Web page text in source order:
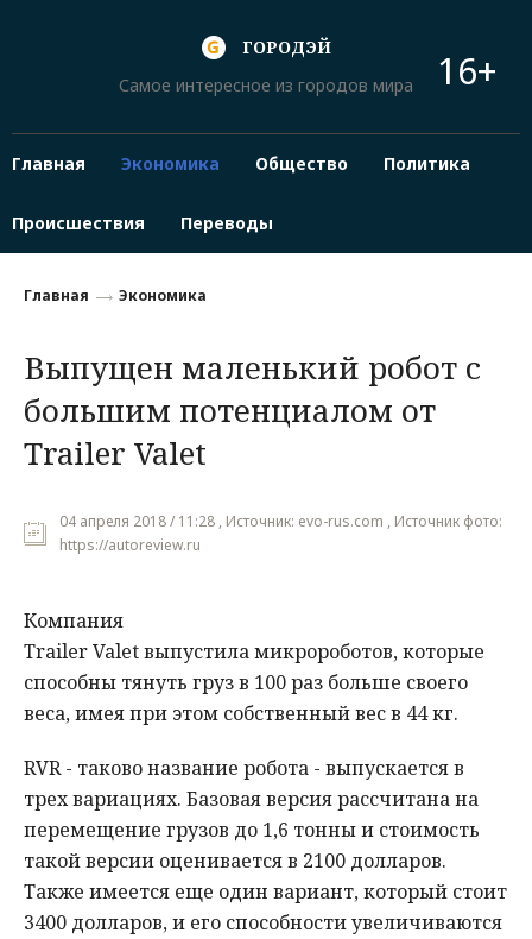
ГОРОДЭЙ
Самое интересное из городов мира
16+
Главная Экономика Общество Политика
Происшествия Переводы
Главная Экономика
Выпущен маленький робот с
большим потенциалом от
Trailer Valet
04 апреля 2018 / 11:28 , Источник: evo-rus.com , Источник фото:
https://autoreview.ru
Компания
Trailer Valet выпустила микророботов, которые
способны тянуть груз в 100 раз больше своего
веса, имея при этом собственный вес в 44 кг.
RVR - таково название робота - выпускается в
трех вариациях. Базовая версия рассчитана на
перемещение грузов до 1,6 тонны и стоимость
такой версии оценивается в 2100 долларов.
Также имеется еще один вариант, который стоит
3400 долларов, и его способности увеличиваются